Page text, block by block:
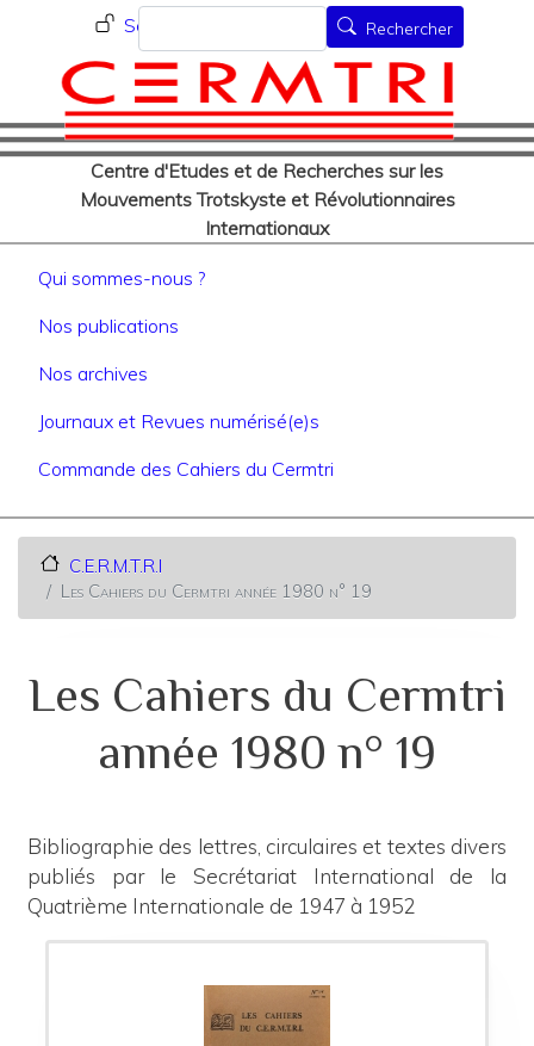
au
contenu
principal
Menu du compte de
Se connecter
Centre d'Etudes et de Recherches sur les
Mouvements Trotskyste et Révolutionnaires
Internationaux
Rechercher Rechercher
Navigation principale
Qui sommes-nous ?
Nos publications
Nos archives
Journaux et Revues numérisé(e)s
Commande des Cahiers du Cermtri
C.E.R.M.T.R.I
Les Cahiers du Cermtri année 1980 n° 19
Les Cahiers du Cermtri
année 1980 n° 19
Bibliographie des lettres, circulaires et textes divers
publiés par le Secrétariat International de la
Quatrième Internationale de 1947 à 1952